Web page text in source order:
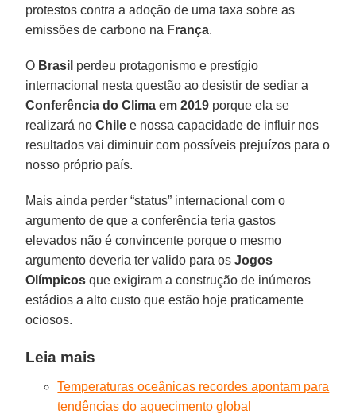
protestos contra a adoção de uma taxa sobre as
emissões de carbono na França.
O Brasil perdeu protagonismo e prestígio
internacional nesta questão ao desistir de sediar a
Conferência do Clima em 2019 porque ela se
realizará noChile e nossa capacidade de influir nos
resultados vai diminuir com possíveis prejuízos para o
nosso próprio país.
Mais ainda perder “status” internacional com o
argumento de que a conferência teria gastos
elevados não é convincente porque o mesmo
argumento deveria ter valido para osJogos
Olímpicos que exigiram a construção de inúmeros
estádios a alto custo que estão hoje praticamente
ociosos.
Leia mais
Temperaturas oceânicas recordes apontam para
tendências do aquecimento global